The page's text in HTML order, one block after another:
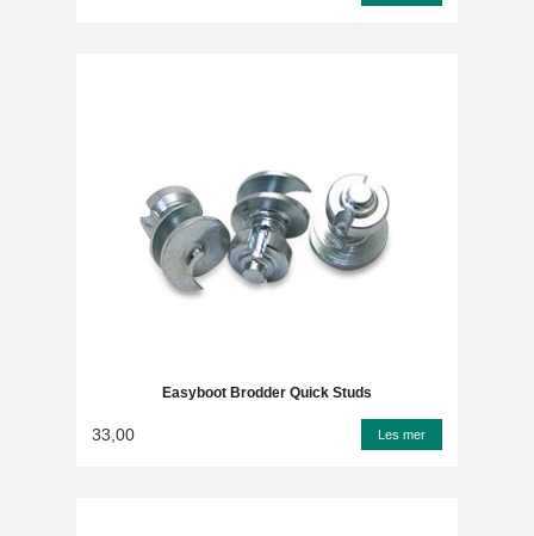
Easyboot Brodder Quick Studs
33,00 Les mer